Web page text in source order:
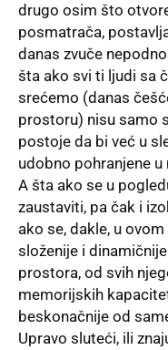
drugo osim što
posmatrača,
danas zvuče
šta ako svi ti ljudi sa
srećemo (danas
prostoru) nisu samo
postoje da bi već u
udobno pohranjene
A šta ako se u
zaustaviti, pa čak i
ako se, dakle, u
složenije i
prostora, od svih
memorijskih
beskonačnije od
Upravo sluteći, ili